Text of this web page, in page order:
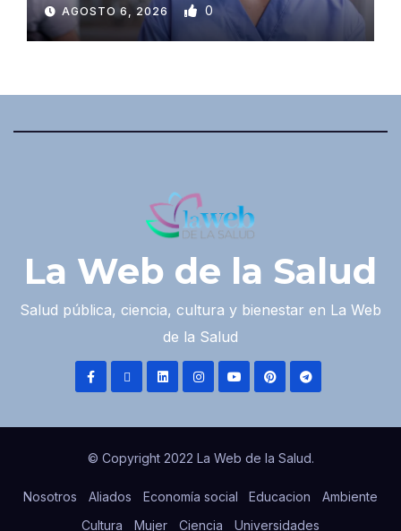
AGOSTO 6, 2026 0
La Web de la Salud
Salud pública, ciencia, cultura y bienestar en La Web
de la Salud
© Copyright 2022 La Web de la Salud.
Nosotros Aliados Economía social Educacion
Ambiente
Cultura
Mujer Ciencia Universidades